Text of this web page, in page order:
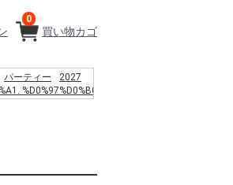
買い物カゴ
0
パーティー
2027
%D0%97%D0%B0